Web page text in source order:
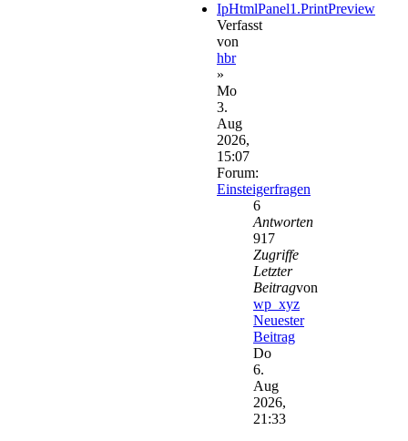
IpHtmlPanel1.PrintPreview
Verfasst
von
hbr
»
Mo
3.
Aug
2026,
15:07
Forum:
Einsteigerfragen
6
Antworten
917
Zugriffe
Letzter
Beitragvon
wp_xyz
Neuester
Beitrag
Do
6.
Aug
2026,
21:33